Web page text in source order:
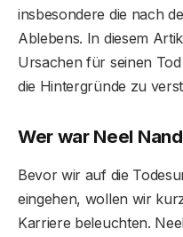
insbesondere die nach
Ablebens. In diesem
Ursachen für seinen
die Hintergründe zu
Wer war Neel
Bevor wir auf die
eingehen, wollen wir
Karriere beleuchten.